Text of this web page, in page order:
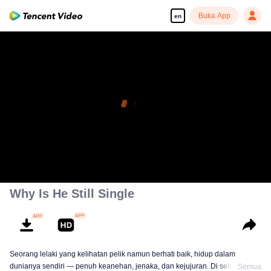
en Buka App
Why Is He Still Single
Seorang lelaki yang kelihatan pelik namun berhati baik, hidup dalam
dunianya sendiri — penuh keanehan, jenaka, dan kejujuran. Di sebalikSemua